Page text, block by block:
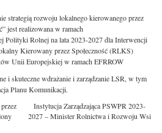
strategią rozwoju lokalnego kierowanego przez
jest realizowana w ramach
Polityki Rolnej na lata 2023-2027 dla Interwencji
Kierowany przez Społeczność (RLKS)
Unii Europejskiej w ramach EFRROW
i skuteczne wdrażanie i zarządzanie LSR, w tym
Planu Komunikacji.
Instytucja Zarządzająca PSWPR 2023-
2027 – Minister Rolnictwa i Rozwoju Wsi